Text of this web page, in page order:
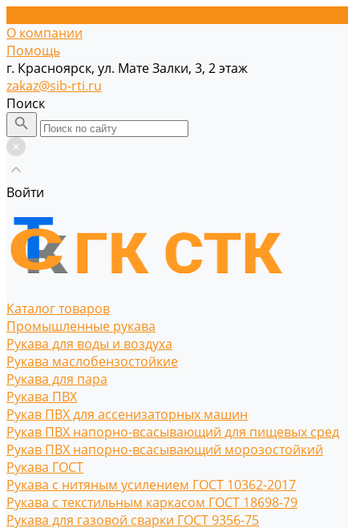
О компании
Помощь
г. Красноярск, ул. Мате Залки, 3, 2 этаж
zakaz@sib-rti.ru
Поиск
Войти
Каталог товаров
Промышленные рукава
Рукава для воды и воздуха
Рукава маслобензостойкие
Рукава для пара
Рукава ПВХ
Рукав ПВХ для ассенизаторных машин
Рукав ПВХ напорно-всасывающий для пищевых сред
Рукав ПВХ напорно-всасывающий морозостойкий
Рукава ГОСТ
Рукава с нитяным усилением ГОСТ 10362-2017
Рукава с текстильным каркасом ГОСТ 18698-79
Рукава для газовой сварки ГОСТ 9356-75